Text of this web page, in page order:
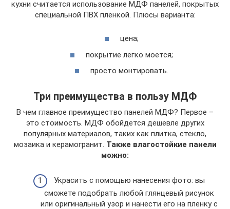
кухни считается использование МДФ панелей, покрытых
специальной ПВХ пленкой. Плюсы варианта:
цена;
покрытие легко моется;
просто монтировать.
Три преимущества в пользу МДФ
В чем главное преимущество панелей МДФ? Первое –
это стоимость. МДФ обойдется дешевле других
популярных материалов, таких как плитка, стекло,
мозаика и керамогранит. Также влагостойкие панели
можно:
Украсить с помощью нанесения фото: вы
сможете подобрать любой глянцевый рисунок
или оригинальный узор и нанести его на пленку с